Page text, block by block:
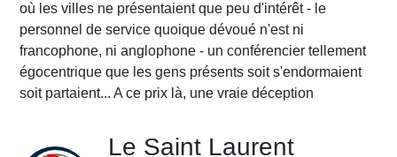
où les villes ne présentaient que peu d'intérêt - le
personnel de service quoique dévoué n'est ni
francophone, ni anglophone - un conférencier tellement
égocentrique que les gens présents soit s'endormaient
soit partaient... A ce prix là, une vraie déception
Le Saint Laurent